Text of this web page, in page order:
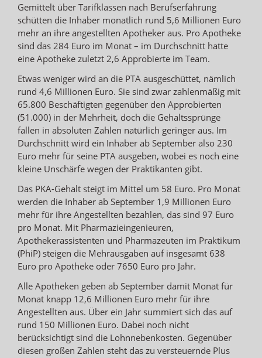
Gemittelt über Tarifklassen nach Berufserfahrung
schütten die Inhaber monatlich rund 5,6 Millionen Euro
mehr an ihre angestellten Apotheker aus. Pro Apotheke
sind das 284 Euro im Monat – im Durchschnitt hatte
eine Apotheke zuletzt 2,6 Approbierte im Team.
Etwas weniger wird an die PTA ausgeschüttet, nämlich
rund 4,6 Millionen Euro. Sie sind zwar zahlenmäßig mit
65.800 Beschäftigten gegenüber den Approbierten
(51.000) in der Mehrheit, doch die Gehaltssprünge
fallen in absoluten Zahlen natürlich geringer aus. Im
Durchschnitt wird ein Inhaber ab September also 230
Euro mehr für seine PTA ausgeben, wobei es noch eine
kleine Unschärfe wegen der Praktikanten gibt.
Das PKA-Gehalt steigt im Mittel um 58 Euro. Pro Monat
werden die Inhaber ab September 1,9 Millionen Euro
mehr für ihre Angestellten bezahlen, das sind 97 Euro
pro Monat. Mit Pharmazieingenieuren,
Apothekerassistenten und Pharmazeuten im Praktikum
(PhiP) steigen die Mehrausgaben auf insgesamt 638
Euro pro Apotheke oder 7650 Euro pro Jahr.
Alle Apotheken geben ab September damit Monat für
Monat knapp 12,6 Millionen Euro mehr für ihre
Angestellten aus. Über ein Jahr summiert sich das auf
rund 150 Millionen Euro. Dabei noch nicht
berücksichtigt sind die Lohnnebenkosten. Gegenüber
diesen großen Zahlen steht das zu versteuernde Plus